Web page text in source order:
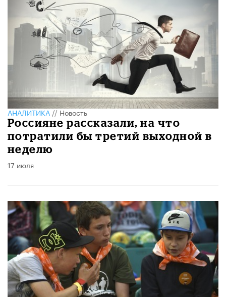
АНАЛИТИКА//Новость
Россияне рассказали, на что
потратили бы третий выходной в
неделю
17 июля